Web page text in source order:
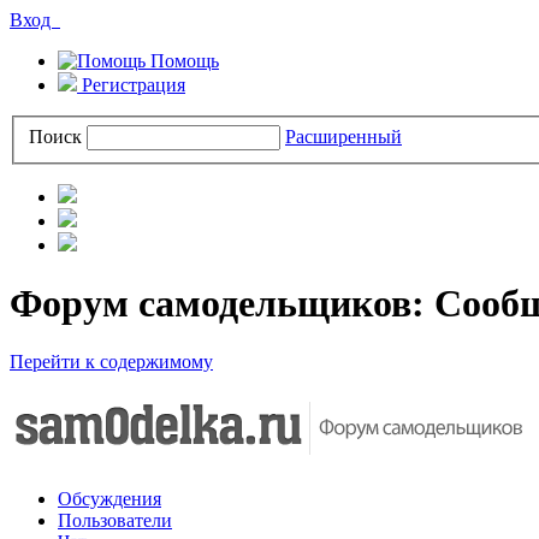
Вход
Помощь
Регистрация
Поиск Расширенный
Форум самодельщиков:
Перейти к содержимому
Обсуждения
Пользователи